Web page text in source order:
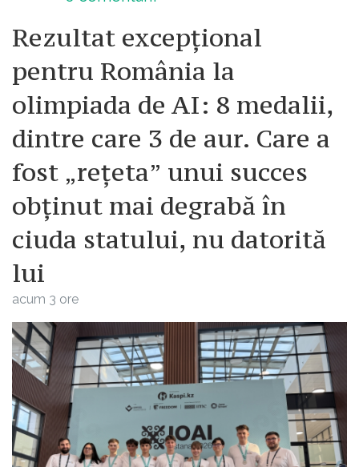
Rezultat excepțional
pentru România la
olimpiada de AI: 8 medalii,
dintre care 3 de aur. Care a
fost „rețeta” unui succes
obținut mai degrabă în
ciuda statului, nu datorită
lui
acum 3 ore